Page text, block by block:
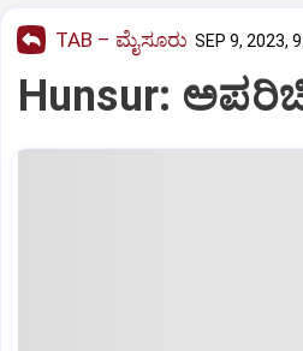
TAB – ಮೈಸೂರು SEP 9, 2023,
Hunsur: